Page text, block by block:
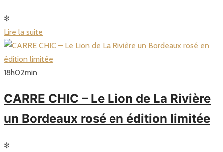
✻
Lire la suite
18h02min
CARRE CHIC – Le Lion de La Rivière
un Bordeaux rosé en édition limitée
✻